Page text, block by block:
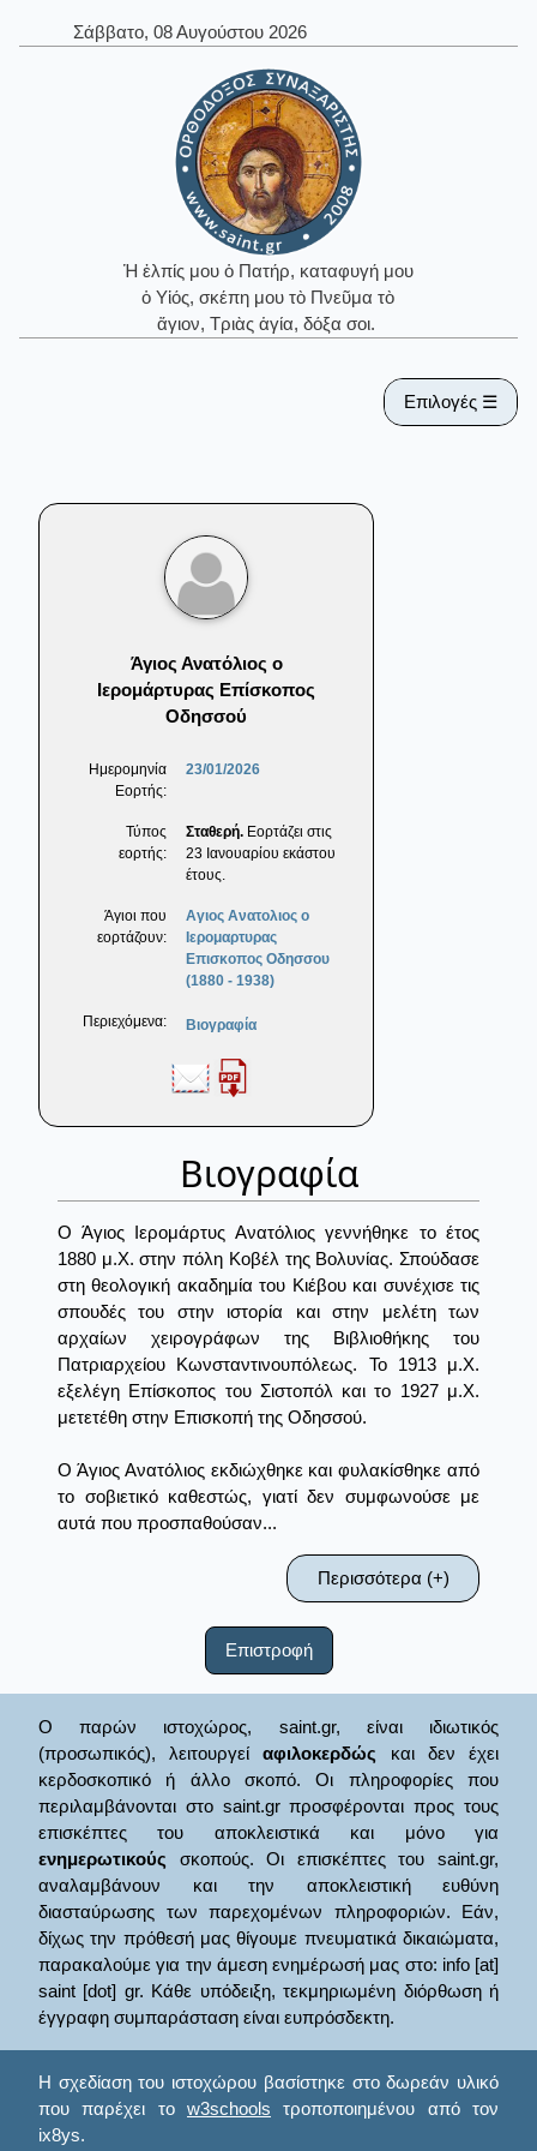
Σάββατο, 08 Αυγούστου 2026
Ἡ ἐλπίς μου ὁ Πατήρ, καταφυγή μου
ὁ Υἱός, σκέπη μου τὸ Πνεῦμα τὸ
ἅγιον, Τριὰς ἁγία, δόξα σοι.
Επιλογές ☰
Άγιος Ανατόλιος ο
Ιερομάρτυρας Επίσκοπος
Οδησσού
Ημερομηνία
Εορτής:
23/01/2026
Τύπος
εορτής:
Σταθερή. Εορτάζει στις
23 Ιανουαρίου εκάστου
έτους.
Άγιοι που
εορτάζουν:
Αγιος Ανατολιος ο
Ιερομαρτυρας
Επισκοπος Οδησσου
(1880 - 1938)
Περιεχόμενα: Βιογραφία
Βιογραφία
Ο Άγιος Ιερομάρτυς Ανατόλιος γεννήθηκε το έτος
1880 μ.Χ. στην πόλη Κοβέλ της Βολυνίας. Σπούδασε
στη θεολογική ακαδημία του Κιέβου και συνέχισε τις
σπουδές του στην ιστορία και στην μελέτη των
αρχαίων χειρογράφων της Βιβλιοθήκης του
Πατριαρχείου Κωνσταντινουπόλεως. Το 1913 μ.Χ.
εξελέγη Επίσκοπος του Σιστοπόλ και το 1927 μ.Χ.
μετετέθη στην Επισκοπή της Οδησσού.
Ο Άγιος Ανατόλιος εκδιώχθηκε και φυλακίσθηκε από
το σοβιετικό καθεστώς, γιατί δεν συμφωνούσε με
αυτά που προσπαθούσαν...
Περισσότερα (+)
Επιστροφή
Ο παρών ιστοχώρος, saint.gr, είναι ιδιωτικός
(προσωπικός), λειτουργείαφιλοκερδώς και δεν έχει
κερδοσκοπικό ή άλλο σκοπό. Οι πληροφορίες που
περιλαμβάνονται στο saint.gr προσφέρονται προς τους
επισκέπτες του αποκλειστικά και μόνο για
ενημερωτικούς σκοπούς. Οι επισκέπτες του saint.gr,
αναλαμβάνουν και την αποκλειστική ευθύνη
διασταύρωσης των παρεχομένων πληροφοριών. Εάν,
δίχως την πρόθεσή μας θίγουμε πνευματικά δικαιώματα,
παρακαλούμε για την άμεση ενημέρωσή μας στο: info [at]
saint [dot] gr. Κάθε υπόδειξη, τεκμηριωμένη διόρθωση ή
έγγραφη συμπαράσταση είναι ευπρόσδεκτη.
Η σχεδίαση του ιστοχώρου βασίστηκε στο δωρεάν υλικό
που παρέχει το w3schools τροποποιημένου από τον
ix8ys.